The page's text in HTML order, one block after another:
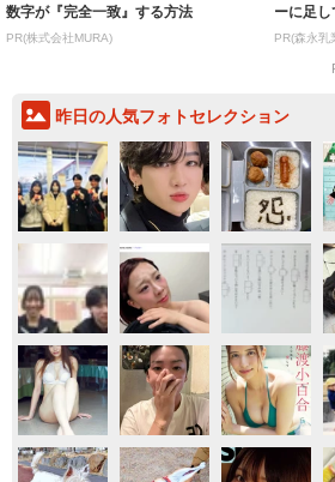
数字が『完全一致』する方法
PR(株式会社MURA)
ーに足し
PR(森永乳
昨日の人気フォトセレクション